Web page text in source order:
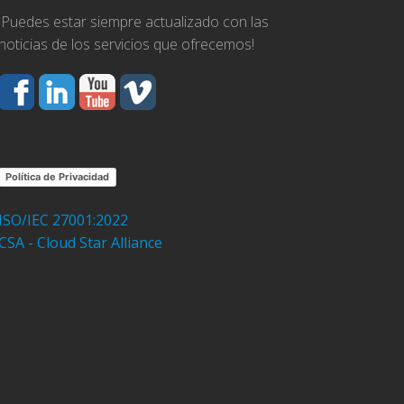
¡Puedes estar siempre actualizado con las
noticias de los servicios que ofrecemos!
Política de Privacidad
ISO/IEC 27001:2022
- Cloud Star Alliance